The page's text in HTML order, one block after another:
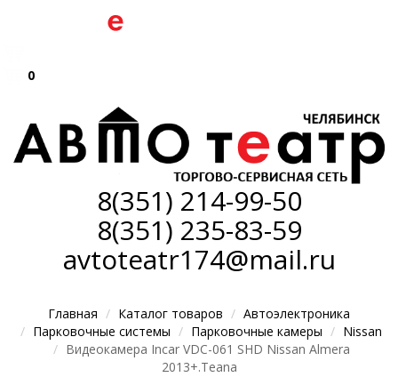
0
8(351) 214-99-50
8(351) 235-83-59
avtoteatr174@mail.ru
Главная Каталог товаров
Автоэлектроника
Парковочные системы
Парковочные камеры
Nissan
Видеокамера Incar VDC-061 SHD Nissan Almera
2013+.Teana